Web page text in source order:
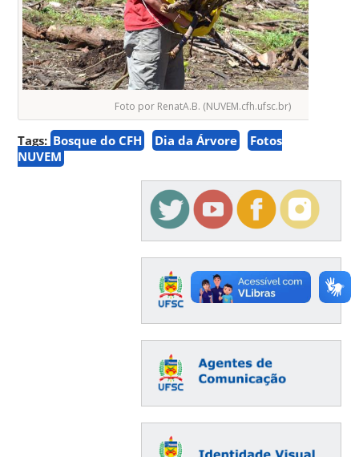
Foto por RenatA.B. (NUVEM.cfh.ufsc.br)
Tags: Bosque do CFH Dia da Árvore
Fotos
NUVEM